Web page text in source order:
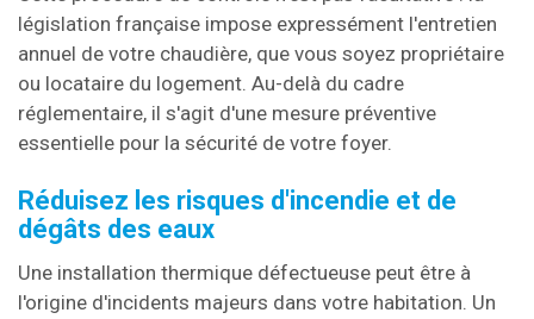
législation française impose expressément l'entretien
annuel de votre chaudière, que vous soyez propriétaire
ou locataire du logement. Au-delà du cadre
réglementaire, il s'agit d'une mesure préventive
essentielle pour la sécurité de votre foyer.
Réduisez les risques d'incendie et de
dégâts des eaux
Une installation thermique défectueuse peut être à
l'origine d'incidents majeurs dans votre habitation. Un